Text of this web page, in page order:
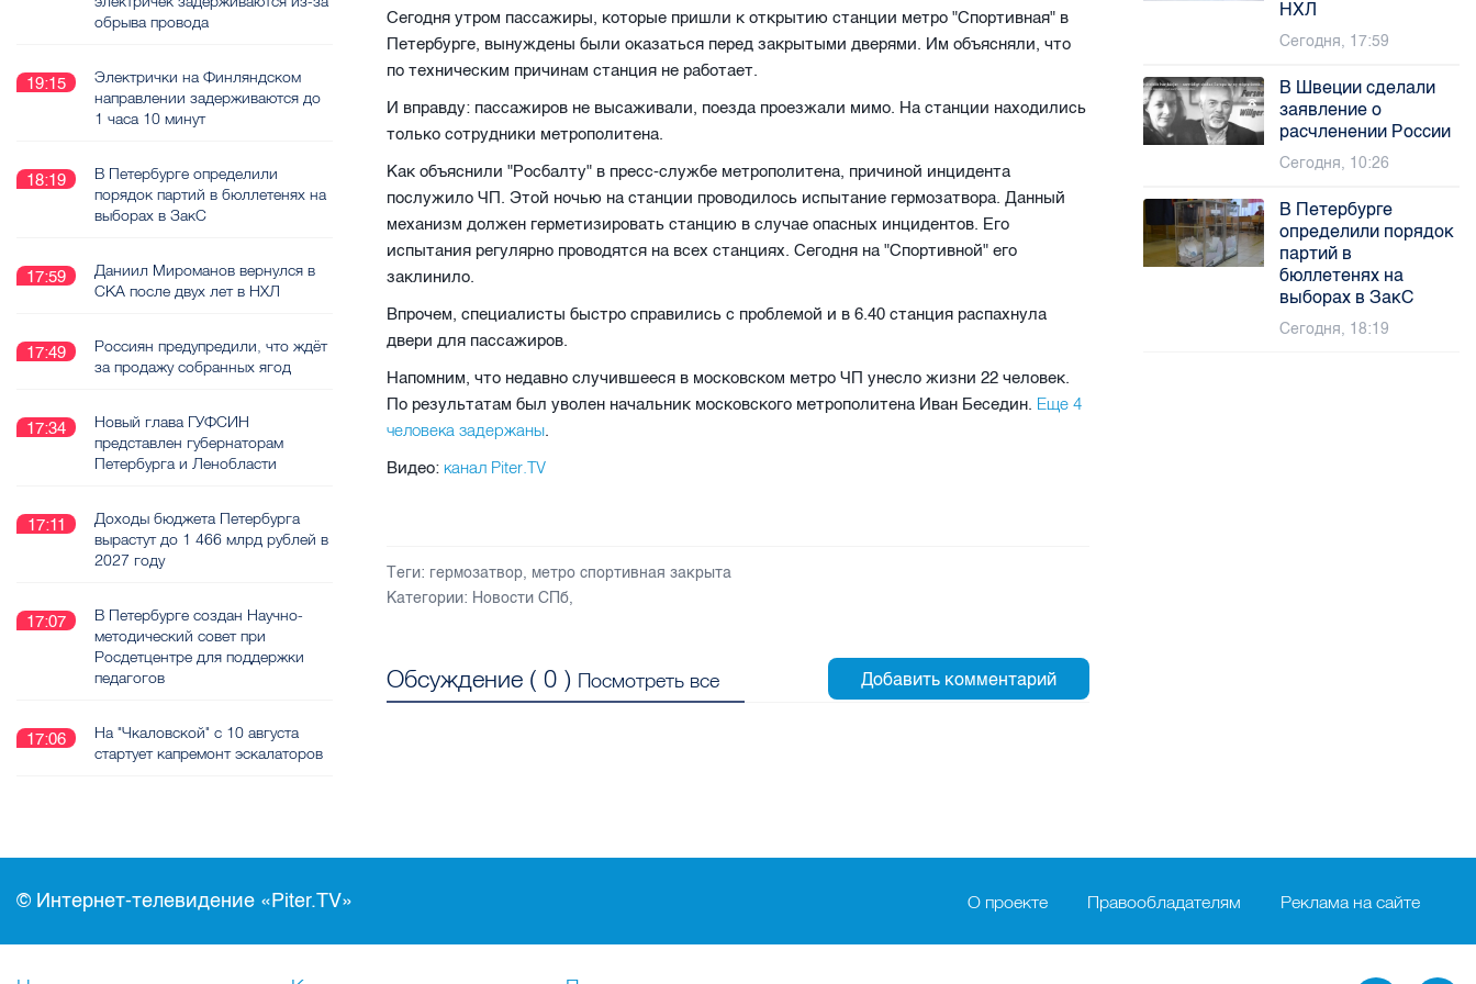
Сегодня утром пассажиры, которые пришли к открытию станции метро "Спортивная" в
Петербурге, вынуждены были оказаться перед закрытыми дверями. Им объясняли, что
по техническим причинам станция не работает.
И вправду: пассажиров не высаживали, поезда проезжали мимо. На станции находились
только сотрудники метрополитена.
Как объяснили "Росбалту" в пресс-службе метрополитена, причиной инцидента
послужило ЧП. Этой ночью на станции проводилось испытание гермозатвора. Данный
механизм должен герметизировать станцию в случае опасных инцидентов. Его
испытания регулярно проводятся на всех станциях. Сегодня на "Спортивной" его
заклинило.
Впрочем, специалисты быстро справились с проблемой и в 6.40 станция распахнула
двери для пассажиров.
Напомним, что недавно случившееся в московском метро ЧП унесло жизни 22 человек.
По результатам был уволен начальник московского метрополитена Иван Беседин. Еще 4
человека задержаны.
Видео:канал Piter.TV
Теги: гермозатвор, метро спортивная закрыта
Категории: Новости СПб,
Обсуждение (0 ) Посмотреть все
обрыва провода
19:15
Электрички на Финляндском
направлении задерживаются до
1 часа 10 минут
18:19
В Петербурге определили
порядок партий в бюллетенях на
выборах в ЗакС
17:59
Даниил Мироманов вернулся в
СКА после двух лет в НХЛ
17:49
Россиян предупредили, что ждёт
за продажу собранных ягод
17:34
Новый глава ГУФСИН
представлен губернаторам
Петербурга и Ленобласти
17:11
Доходы бюджета Петербурга
вырастут до 1 466 млрд рублей в
2027 году
17:07
В Петербурге создан Научно-
методический совет при
Росдетцентре для поддержки
педагогов
17:06
На "Чкаловской" с 10 августа
стартует капремонт эскалаторов
НХЛ
Сегодня, 17:59
В Швеции сделали
заявление о
расчленении России
Сегодня, 10:26
В Петербурге
определили порядок
партий в
бюллетенях на
выборах в ЗакС
Сегодня, 18:19
© Интернет-телевидение «Piter.TV» О проекте Правообладателям Реклама на сайте